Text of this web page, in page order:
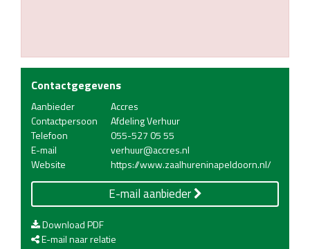
Contactgegevens
Aanbieder
Accres
Contactpersoon
Afdeling Verhuur
Telefoon
055-527 05 55
E-mail
verhuur@accres.nl
Website
https://www.zaalhureninapeldoorn.nl/
E-mail aanbieder
Download PDF
E-mail naar relatie